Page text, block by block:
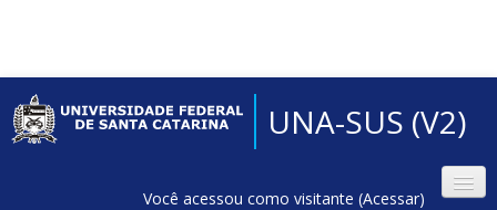
UNA-SUS (V2)
Você acessou como visitante (Acessar)